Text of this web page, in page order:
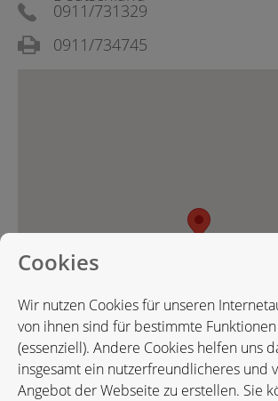
0911/731329
0911/734745
Cookies
Wir nutzen Cookies für unseren
von ihnen sind für bestimmte
(essenziell). Andere Cookies helfen uns
insgesamt ein nutzerfreundlicheres und
Angebot der Webseite zu erstellen. Sie